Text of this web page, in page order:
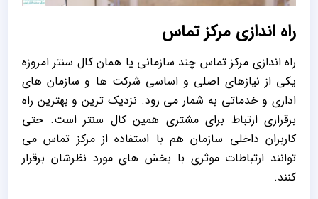
راه اندازی مرکز تماس
راه اندازی مرکز تماس چند سازمانی یا همان کال سنتر امروزه
یکی از نیازهای اصلی و اساسی شرکت ها و سازمان های
اداری و خدماتی به شمار می رود. نزدیک ترین و بهترین راه
برقراری ارتباط برای مشتری همین کال سنتر است. حتی
کاربران داخلی سازمان هم با استفاده از مرکز تماس می
توانند ارتباطات موثری با بخش های مورد نظرشان برقرار
کنند.